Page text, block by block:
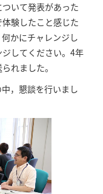
いて発表があった
験したこと感じた
かにチャレンジし
してください。4年
れました。
，懇談を行いまし